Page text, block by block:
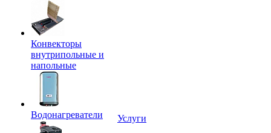
Конвекторы
внутрипольные и
напольные
Водонагреватели
Услуги